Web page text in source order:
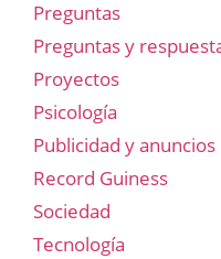
Preguntas
Preguntas y
Proyectos
Psicología
Publicidad y anuncios
Record Guiness
Sociedad
Tecnología